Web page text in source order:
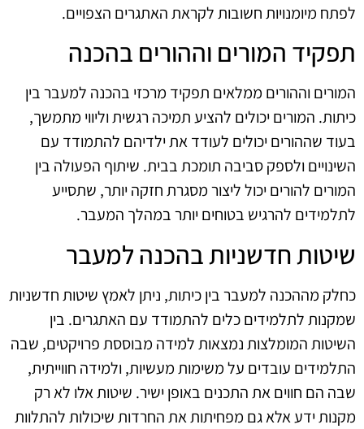
לפתח מיומנויות חשובות לקראת האתגרים הצפויים.
תפקיד המורים וההורים בהכנה
המורים וההורים ממלאים תפקיד מרכזי בהכנה למעבר בין
כיתות. המורים יכולים להציע תמיכה רגשית וליווי מתמשך,
בעוד שההורים יכולים לעודד את ילדיהם להתמודד עם
השינויים ולספק סביבה תומכת בבית. שיתוף הפעולה בין
המורים להורים יכול ליצור מסגרת חזקה יותר, שתסייע
לתלמידים להרגיש בטוחים יותר במהלך המעבר.
שיטות חדשניות בהכנה למעבר
כחלק מההכנה למעבר בין כיתות, ניתן לאמץ שיטות חדשניות
שמקנות לתלמידים כלים להתמודד עם האתגרים. בין
השיטות המומלצות נמצאות למידה מבוססת פרויקטים, שבה
התלמידים עובדים על משימות מעשיות, ולמידה חווייתית,
שבה הם חווים את התכנים באופן ישיר. שיטות אלו לא רק
מקנות ידע אלא גם מפחיתות את החרדות שיכולות להתלוות